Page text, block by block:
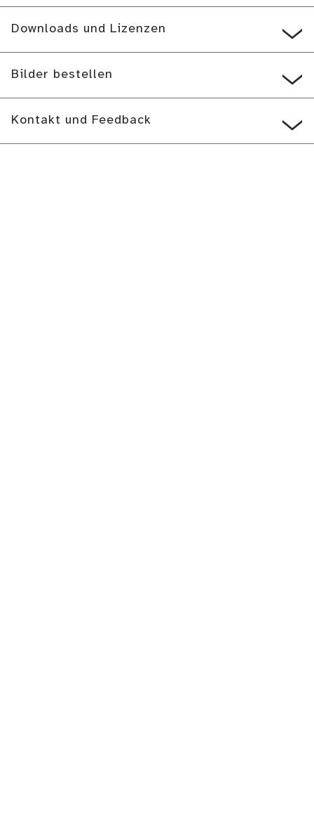
Downloads und Lizenzen
Bilder bestellen
Kontakt und Feedback